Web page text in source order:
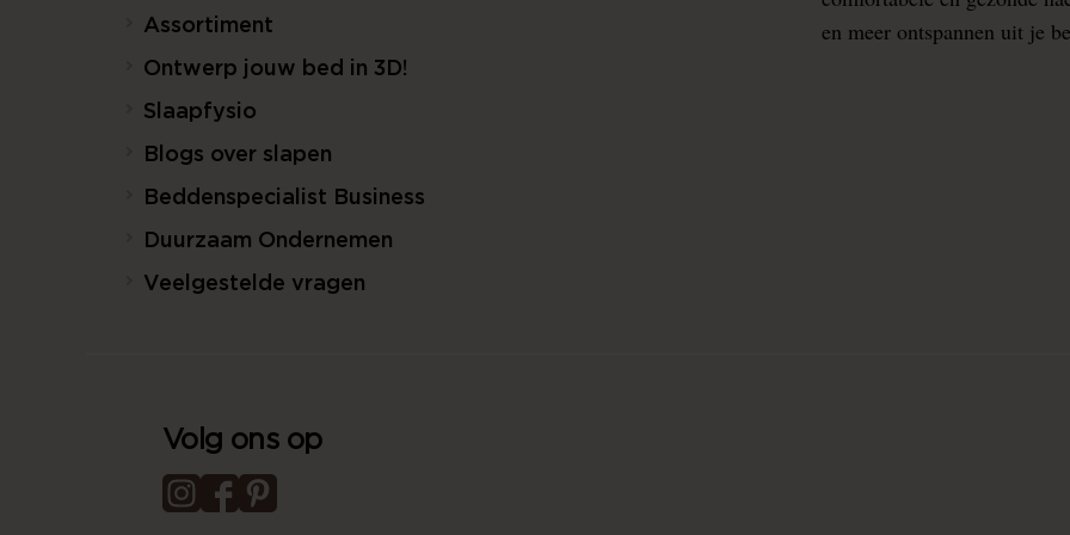
Assortiment
Ontwerp jouw bed in 3D!
Slaapfysio
Blogs over slapen
Beddenspecialist Business
Duurzaam Ondernemen
Veelgestelde vragen
en meer ontspannen uit je
Volg ons op